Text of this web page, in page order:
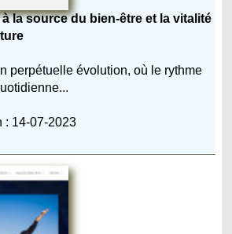
la source du bien-être et la vitalité
perpétuelle évolution, où le rythme
: 14-07-2023